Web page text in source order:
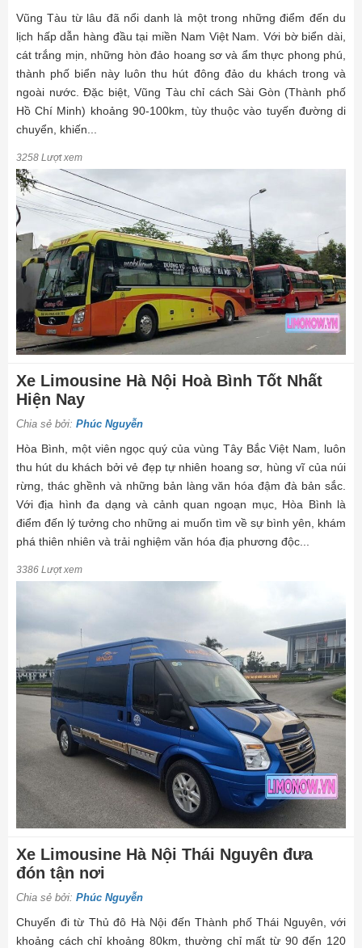
Vũng Tàu từ lâu đã nổi danh là một trong những điểm đến du
lịch hấp dẫn hàng đầu tại miền Nam Việt Nam. Với bờ biển dài,
cát trắng mịn, những hòn đảo hoang sơ và ẩm thực phong phú,
thành phố biển này luôn thu hút đông đảo du khách trong và
ngoài nước. Đặc biệt, Vũng Tàu chỉ cách Sài Gòn (Thành phố
Hồ Chí Minh) khoảng 90-100km, tùy thuộc vào tuyến đường di
chuyển, khiến...
3258 Lượt xem
Xe Limousine Hà Nội Hoà Bình Tốt Nhất
Hiện Nay
Chia sẻ bởi: Phúc Nguyễn
Hòa Bình, một viên ngọc quý của vùng Tây Bắc Việt Nam, luôn
thu hút du khách bởi vẻ đẹp tự nhiên hoang sơ, hùng vĩ của núi
rừng, thác ghềnh và những bản làng văn hóa đậm đà bản sắc.
Với địa hình đa dạng và cảnh quan ngoạn mục, Hòa Bình là
điểm đến lý tưởng cho những ai muốn tìm về sự bình yên, khám
phá thiên nhiên và trải nghiệm văn hóa địa phương độc...
3386 Lượt xem
Xe Limousine Hà Nội Thái Nguyên đưa
đón tận nơi
Chia sẻ bởi: Phúc Nguyễn
Chuyến đi từ Thủ đô Hà Nội đến Thành phố Thái Nguyên, với
khoảng cách chỉ khoảng 80km, thường chỉ mất từ 90 đến 120